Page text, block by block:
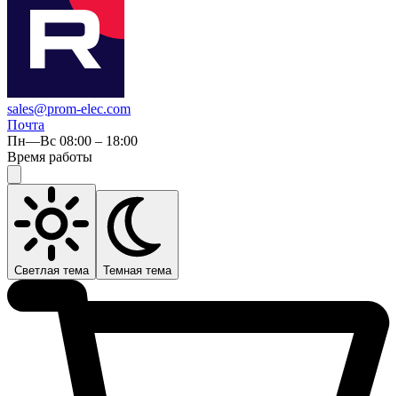
sales@prom-elec.com
Почта
Пн—Вс 08:00 – 18:00
Время работы
Светлая тема Темная тема